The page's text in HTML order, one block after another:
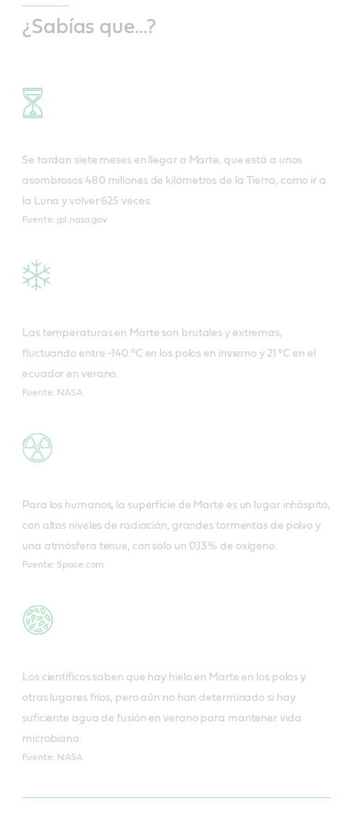
¿Sabías que…?
Se tardan siete meses en llegar a Marte, que está a unos
asombrosos 480 millones de kilómetros de la Tierra, como ir a
la Luna y volver 625 veces.
Fuente: jpl.nasa.gov
Las temperaturas en Marte son brutales y extremas,
fluctuando entre -140 °C en los polos en invierno y 21 °C en el
ecuador en verano.
Fuente: NASA
Para los humanos, la superficie de Marte es un lugar inhóspito,
con altos niveles de radiación, grandes tormentas de polvo y
una atmósfera tenue, con solo un 0,13% de oxígeno.
Fuente: Space.com
Los científicos saben que hay hielo en Marte en los polos y
otras lugares fríos, pero aún no han determinado si hay
suficiente agua de fusión en verano para mantener vida
microbiana.
Fuente: NASA